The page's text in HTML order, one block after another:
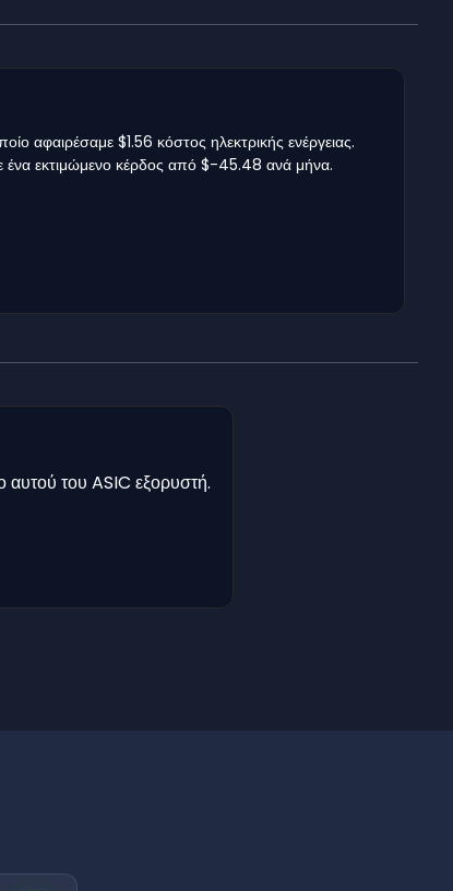
αφαιρέσαμε $1.56 κόστος ηλεκτρικής ενέργειας.
ένα εκτιμώμενο κέρδος από $-45.48 ανά μήνα.
αυτού του ASIC εξορυστή.